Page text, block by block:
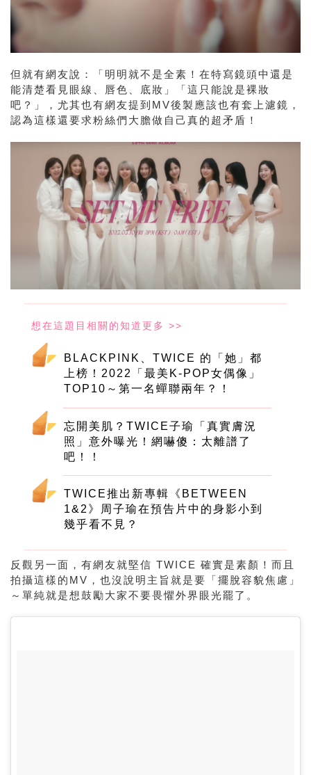
但就有網友說：「明明就不是全素！在特寫鏡頭中還是
能清楚看見眼線、唇色、底妝」「這只能說是裸妝
吧？」，尤其也有網友提到MV後製應該也有套上濾鏡，
認為這樣還要求粉絲們大膽做自己真的超矛盾！
BLACKPINK、TWICE 的「她」都
上榜！2022「最美K-POP女偶像」
TOP10～第一名蟬聯兩年？！
忘開美肌？TWICE子瑜「真實膚況
照」意外曝光！網嚇傻：太離譜了
吧！！
TWICE推出新專輯《BETWEEN
1&2》周子瑜在預告片中的身影小到
幾乎看不見？
反觀另一面，有網友就堅信 TWICE 確實是素顏！而且
拍攝這樣的MV，也沒說明主旨就是要「擺脫容貌焦慮」
～單純就是想鼓勵大家不要畏懼外界眼光罷了。